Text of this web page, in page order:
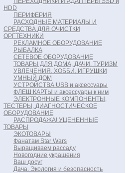
HDD
ПЕРИФЕРИЯ
РАСХОДНЫЕ МАТЕРИАЛЫ И
СРЕДСТВА ДЛЯ ОЧИСТКИ
ОРГТЕХНИКИ
РЕКЛАМНОЕ ОБОРУДОВАНИЕ
РЫБАЛКА
СЕТЕВОЕ ОБОРУДОВАНИЕ
ТОВАРЫ ДЛЯ ДОМА, ДАЧИ. ТУРИЗМ
УВЛЕЧЕНИЯ, ХОББИ, ИГРУШКИ
УМНЫЙ ДОМ
УСТРОЙСТВА USB и аксессуары
ФЛЕШ КАРТЫ и аксессуары к ним
ЭЛЕКТРОННЫЕ КОМПОНЕНТЫ,
ТЕСТЕРЫ, ДИАГНОСТИЧЕСКОЕ
ОБОРУДОВАНИЕ
РАСПРОДАЖА! УЦЕНЕННЫЕ
ТОВАРЫ
ЭКОТОВАРЫ
Фанатам Star Wars
Выращиваем рассаду
Новогодние украшения
Ваш досуг
Дача. Экология и безопасность